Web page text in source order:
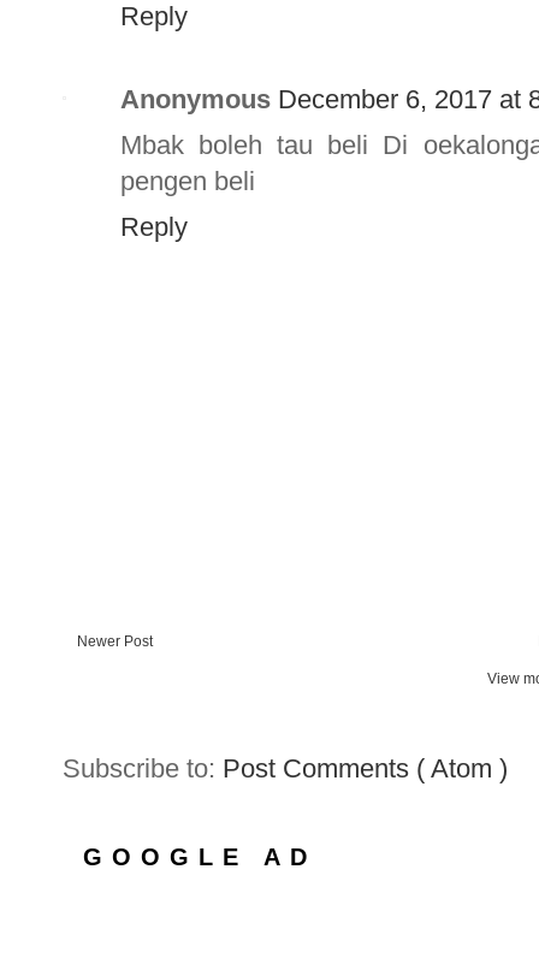
Reply
Anonymous December 6, 2017 at
Mbak boleh tau beli Di
pengen beli
Reply
Newer Post
View
Subscribe to: Post Comments ( Atom )
GOOGLE AD